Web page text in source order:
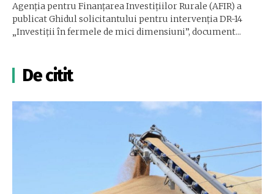
Agenția pentru Finanțarea Investițiilor Rurale (AFIR) a
publicat Ghidul solicitantului pentru intervenția DR-14
„Investiții în fermele de mici dimensiuni”, document...
De citit